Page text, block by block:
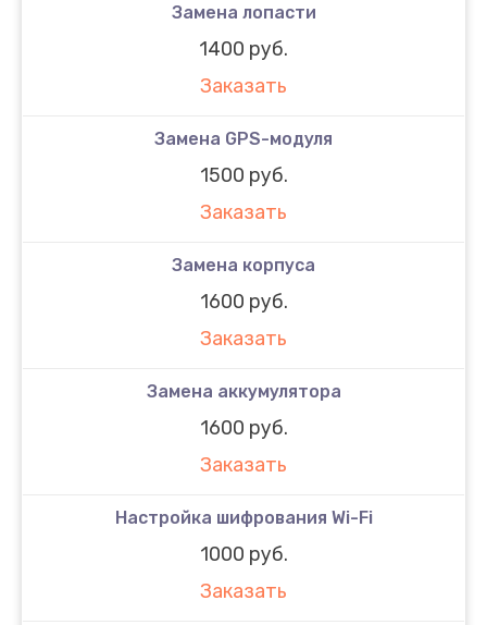
Замена лопасти
1400 руб.
Заказать
Замена GPS-модуля
1500 руб.
Заказать
Замена корпуса
1600 руб.
Заказать
Замена аккумулятора
1600 руб.
Заказать
Настройка шифрования Wi-Fi
1000 руб.
Заказать